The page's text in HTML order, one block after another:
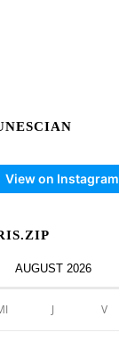
View on Instagram
AUGUST 2026
J V